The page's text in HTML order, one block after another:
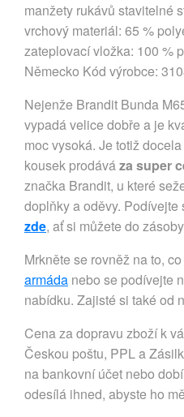
manžety rukávů stavitelné
vrchový materiál: 65 %
zateplovací vložka: 100 %
Německo Kód výrobce:
Nejenže Brandit Bunda
vypadá velice dobře a je
moc vysoká. Je totiž
kousek prodáváza super
značka Brandit, u které
doplňky a oděvy.
zde, ať si můžete do
Mrkněte se rovněž na to,
armáda nebo se podívejte
nabídku. Zajisté si také od
Cena za dopravu zboží k
Českou poštu, PPL a
na bankovní účet nebo
odesílá ihned, abyste ho